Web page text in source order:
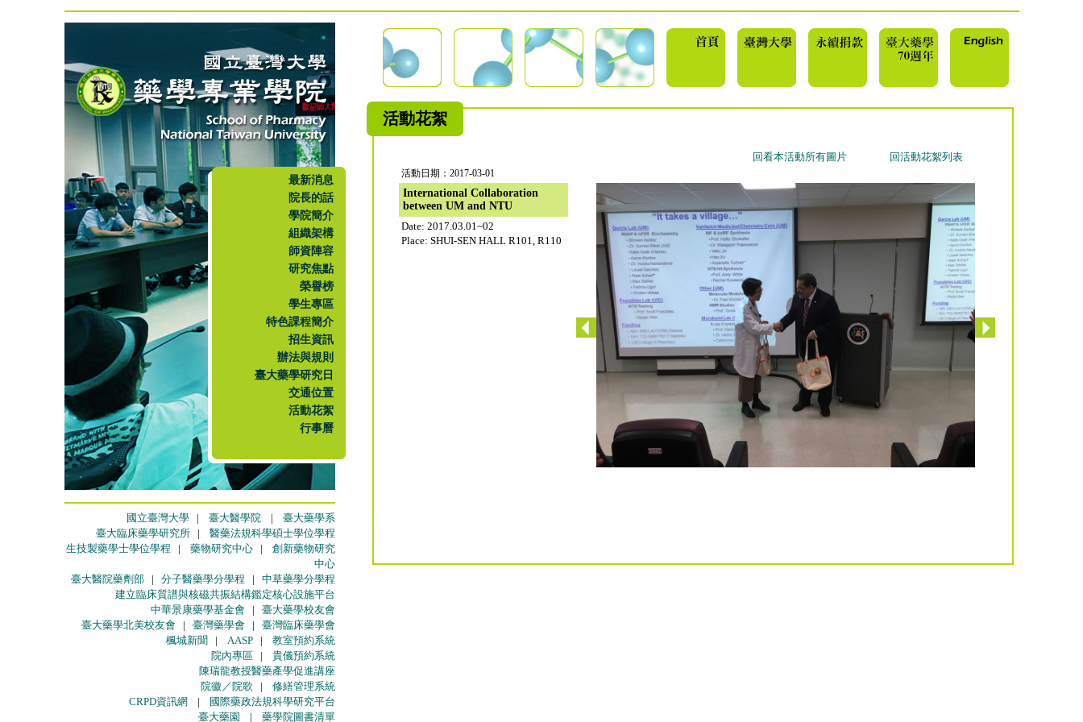
最新消息
院長的話
學院簡介
組織架構
師資陣容
研究焦點
榮譽榜
學生專區
特色課程簡介
招生資訊
辦法與規則
臺大藥學研究日
交通位置
活動花絮
行事曆
國立臺灣大學| 臺大醫學院| 臺大藥學系
臺大臨床藥學研究所| 醫藥法規科學碩士學位學程
生技製藥學士學位學程 | 藥物研究中心| 創新藥物研究
中心
臺大醫院藥劑部| 分子醫藥學分學程 | 中草藥學分學程
建立臨床質譜與核磁共振結構鑑定核心設施平台
中華景康藥學基金會| 臺大藥學校友會
臺大藥學北美校友會| 臺灣藥學會| 臺灣臨床藥學會
楓城新聞 | AASP| 教室預約系統
院內專區| 貴儀預約系統
陳瑞龍教授醫藥產學促進講座
院徽／院歌 | 修繕管理系統
CRPD資訊網 |
國際藥政法規科學研究平台
臺大藥園 | 藥學院圖書清單
活動花絮
回看本活動所有圖片 回活動花絮列表
活動日期：2017-03-01
International Collaboration
between UM and NTU
Date: 2017.03.01~02
Place: SHUI-SEN HALL R101, R110